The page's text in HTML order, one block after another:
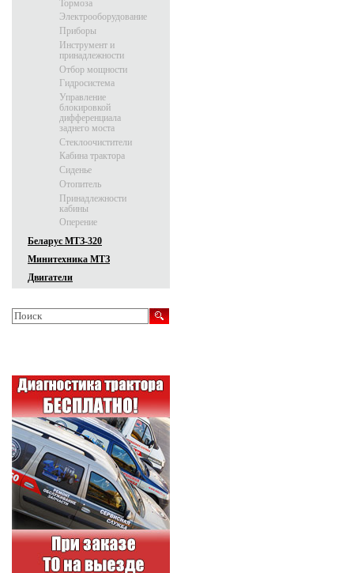
Тормоза
Электрооборудование
Приборы
Инструмент и
принадлежности
Отбор мощности
Гидросистема
Управление
блокировкой
дифференциала
заднего моста
Стеклоочистители
Кабина трактора
Сиденье
Отопитель
Принадлежности
кабины
Оперение
Беларус МТЗ-320
Минитехника МТЗ
Двигатели